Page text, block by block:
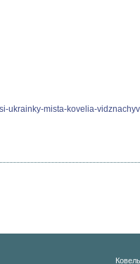
ukrainky-mista-kovelia-